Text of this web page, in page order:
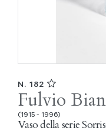
N. 182
Fulvio
(1915 - 1996)
Vaso della serie